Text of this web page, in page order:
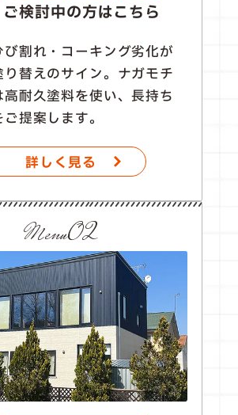
ご検討中の方はこちら
割れ・コーキング劣化が
り替えのサイン。ナガモチ
耐久塗料を使い、長持ち
提案します。
詳しく見る
Menu02